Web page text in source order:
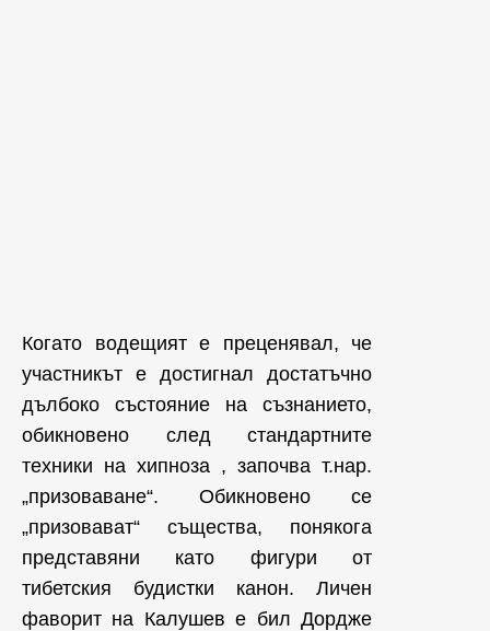
Когато водещият е преценявал, че
участникът е достигнал достатъчно
дълбоко състояние на съзнанието,
обикновено след стандартните
техники на хипноза , започва т.нар.
„призоваване“. Обикновено се
„призовават“ същества, понякога
представяни като фигури от
тибетския будистки канон. Личен
фаворит на Калушев е бил Дордже